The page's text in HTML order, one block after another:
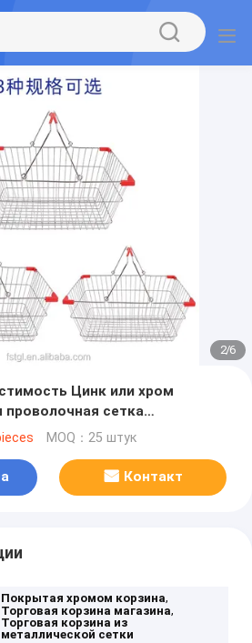
2/6
Цинк или хром
проволочная сетка
для магазинов
MOQ：25 штук
Контакт
Покрытая хромом корзина,
Торговая корзина магазина,
Торговая корзина из
металлической сетки